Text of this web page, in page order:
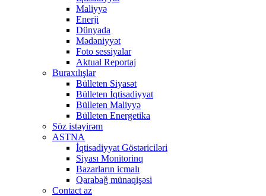
Maliyyə
Enerji
Dünyada
Mədəniyyət
Foto sessiyalar
Aktual Reportaj
Buraxılışlar
Bülleten Siyasət
Bülleten İqtisadiyyat
Bülleten Maliyyə
Bülleten Energetika
Söz istəyirəm
ASTNA
İqtisadiyyat Göstəriciləri
Siyası Monitorinq
Bazarların icmalı
Qarabağ münaqişəsi
Contact az